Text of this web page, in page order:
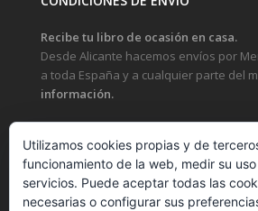
Recibe tu libro de ocasión en casa.
Desde Alicante hacemos envíos por
a toda España y a cualquier parte del
información.
LEGAL
Utilizamos cookies propias y de
funcionamiento de la web, medir su
servicios. Puede aceptar todas las
necesarias o configurar sus